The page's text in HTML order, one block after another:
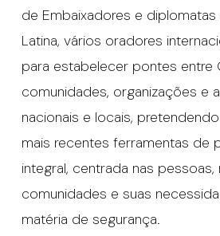
de Embaixadores e
Latina, vários oradores
para estabelecer pontes entre
comunidades, organizações e
nacionais e locais,
mais recentes ferramentas de
integral, centrada nas pessoas,
comunidades e suas
matéria de segurança.